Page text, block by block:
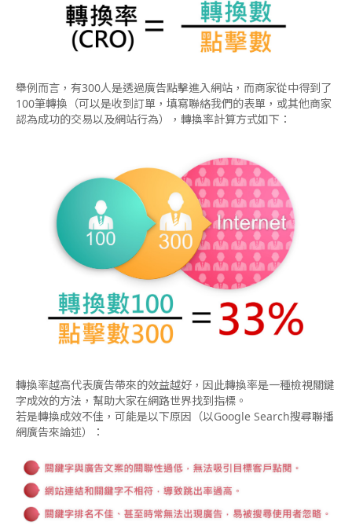
舉例而言，有300人是透過廣告點擊進入網站，而商家從中得到了
100筆轉換（可以是收到訂單，填寫聯絡我們的表單，或其他商家
認為成功的交易以及網站行為），轉換率計算方式如下：
轉換率越高代表廣告帶來的效益越好，因此轉換率是一種檢視關鍵
字成效的方法，幫助大家在網路世界找到指標。
若是轉換成效不佳，可能是以下原因（以Google Search搜尋聯播
網廣告來論述）：